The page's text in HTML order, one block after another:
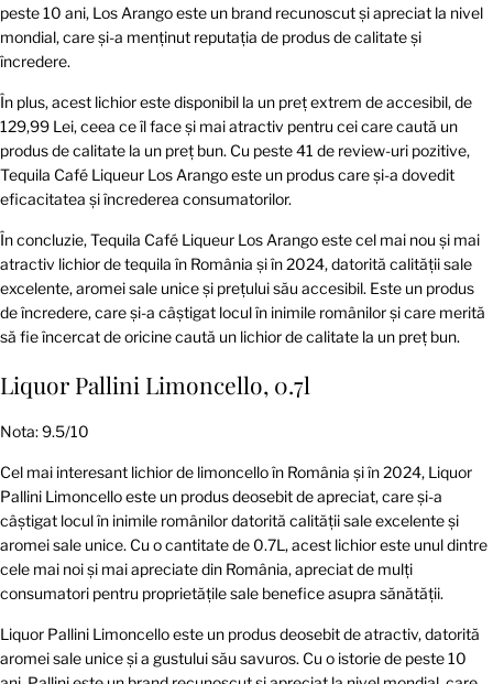
peste 10 ani, Los Arango este un brand recunoscut și apreciat la nivel
mondial, care și-a menținut reputația de produs de calitate și
încredere.
În plus, acest lichior este disponibil la un preț extrem de accesibil, de
129,99 Lei, ceea ce îl face și mai atractiv pentru cei care caută un
produs de calitate la un preț bun. Cu peste 41 de review-uri pozitive,
Tequila Café Liqueur Los Arango este un produs care și-a dovedit
eficacitatea și încrederea consumatorilor.
În concluzie, Tequila Café Liqueur Los Arango este cel mai nou și mai
atractiv lichior de tequila în România și în 2024, datorită calității sale
excelente, aromei sale unice și prețului său accesibil. Este un produs
de încredere, care și-a câștigat locul în inimile românilor și care merită
să fie încercat de oricine caută un lichior de calitate la un preț bun.
Liquor Pallini Limoncello, 0.7l
Nota: 9.5/10
Cel mai interesant lichior de limoncello în România și în 2024, Liquor
Pallini Limoncello este un produs deosebit de apreciat, care și-a
câștigat locul în inimile românilor datorită calității sale excelente și
aromei sale unice. Cu o cantitate de 0.7L, acest lichior este unul dintre
cele mai noi și mai apreciate din România, apreciat de mulți
consumatori pentru proprietățile sale benefice asupra sănătății.
Liquor Pallini Limoncello este un produs deosebit de atractiv, datorită
aromei sale unice și a gustului său savuros. Cu o istorie de peste 10